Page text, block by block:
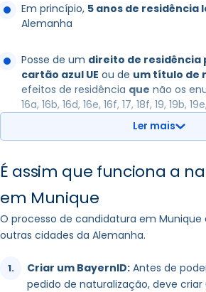
Em princípio, 5 anos de residência
Alemanha
Posse de um direito de residência
cartão azul UE ou de um título de
efeitos de residência que não os
16a, 16b, 16d, 16e, 16f, 17, 18f, 19, 19b,
a (5) e na secção 104c da Lei da
Federal da Alemanha
nenhuma atividade
Subsistência segura
apoio ao rendimento de base)
Ler mais
É assim que funciona a
em Munique
O processo de candidatura em
outras cidades da Alemanha.
Criar um BayernID: Antes de
pedido de naturalização, deve criar